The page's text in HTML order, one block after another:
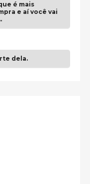
é mais
e aí você vai
dela.